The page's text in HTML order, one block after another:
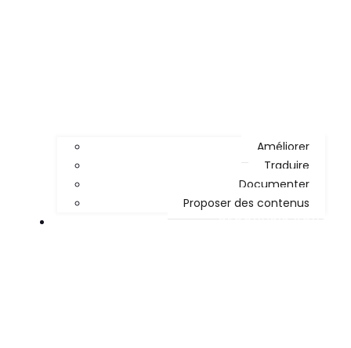
Améliorer
Traduire
Documenter
Proposer des contenus
DÉCOUVRIR KOHA